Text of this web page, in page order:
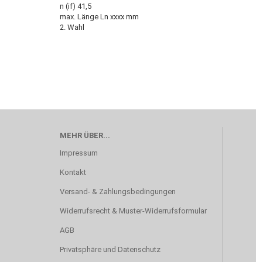
n (if) 41,5
max. Länge Ln xxxx mm
2. Wahl
MEHR ÜBER...
Impressum
Kontakt
Versand- & Zahlungsbedingungen
Widerrufsrecht & Muster-Widerrufsformular
AGB
Privatsphäre und Datenschutz